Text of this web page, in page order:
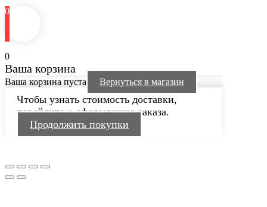
0
0
Ваша корзина
Ваша корзина пуста Вернуться в магазин
Чтобы узнать стоимость доставки,
перейдите к оформлению заказа.
Продолжить покупки